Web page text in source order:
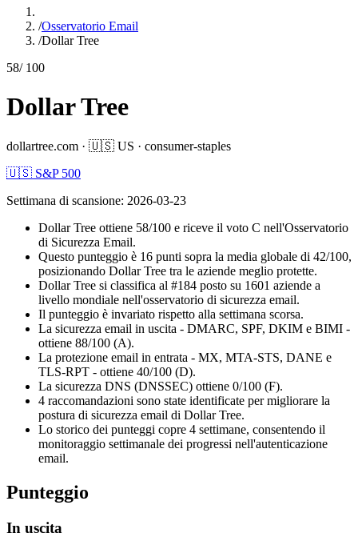
/Osservatorio Email
/Dollar Tree
58/ 100
Dollar Tree
dollartree.com · 🇺🇸 US · consumer-staples
🇺🇸 S&P 500
Settimana di scansione: 2026-03-23
Dollar Tree ottiene 58/100 e riceve il voto C nell'Osservatorio
di Sicurezza Email.
Questo punteggio è 16 punti sopra la media globale di 42/100,
posizionando Dollar Tree tra le aziende meglio protette.
Dollar Tree si classifica al #184 posto su 1601 aziende a
livello mondiale nell'osservatorio di sicurezza email.
Il punteggio è invariato rispetto alla settimana scorsa.
La sicurezza email in uscita - DMARC, SPF, DKIM e BIMI -
ottiene 88/100 (A).
La protezione email in entrata - MX, MTA-STS, DANE e
TLS-RPT - ottiene 40/100 (D).
La sicurezza DNS (DNSSEC) ottiene 0/100 (F).
4 raccomandazioni sono state identificate per migliorare la
postura di sicurezza email di Dollar Tree.
Lo storico dei punteggi copre 4 settimane, consentendo il
monitoraggio settimanale dei progressi nell'autenticazione
email.
Punteggio
In uscita